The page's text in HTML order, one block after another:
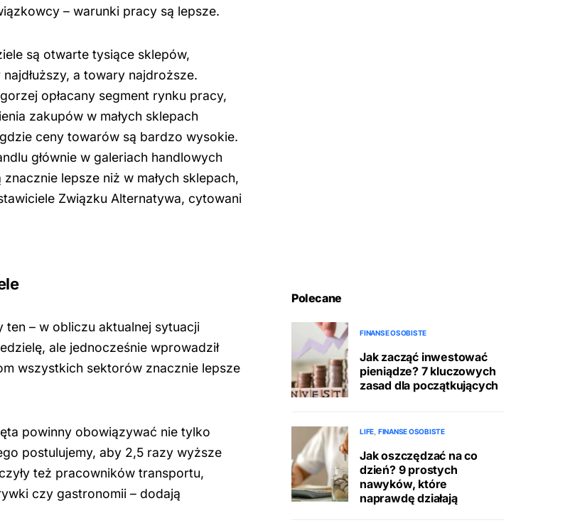
– warunki pracy są lepsze.
są otwarte tysiące sklepów,
a towary najdroższe.
opłacany segment rynku pracy,
zakupów w małych sklepach
ceny towarów są bardzo wysokie.
głównie w galeriach handlowych
lepsze niż w małych sklepach,
Związku Alternatywa, cytowani
– w obliczu aktualnej sytuacji
ale jednocześnie wprowadził
wszystkich sektorów znacznie lepsze
powinny obowiązywać nie tylko
postulujemy, aby 2,5 razy wyższe
też pracowników transportu,
czy gastronomii – dodają
Polecane
FINANSE OSOBISTE
Jak zacząć inwestować
pieniądze? 7 kluczowych
zasad dla początkujących
LIFE FINANSE OSOBISTE
Jak oszczędzać na co
dzień? 9 prostych
nawyków, które
naprawdę działają